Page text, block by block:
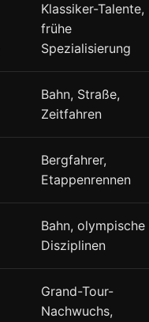
Klassiker-Talente,
frühe
Spezialisierung
Bahn, Straße,
Zeitfahren
Bergfahrer,
Etappenrennen
Bahn, olympische
Disziplinen
Grand-Tour-
Nachwuchs,